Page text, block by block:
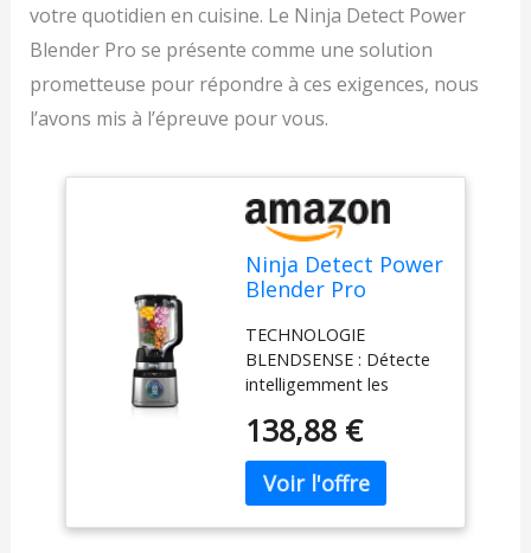
votre quotidien en cuisine. Le Ninja Detect Power
Blender Pro se présente comme une solution
prometteuse pour répondre à ces exigences, nous
l’avons mis à l’épreuve pour vous.
Ninja Detect Power
Blender Pro
2L (1900ml de
capacité maximale
de liquide), mixeur
puissant pour
smoothies, hacher
des légumes et
mélanger des
boissons glacées,
noir, TB201EU
TECHNOLOGIE
BLENDSENSE : Détecte
intelligemment les
portions et la glace, puis
ajuste automatiquement
la vitesse, le temps et les
pulsations pour des
résultats parfaitement
138,88 €